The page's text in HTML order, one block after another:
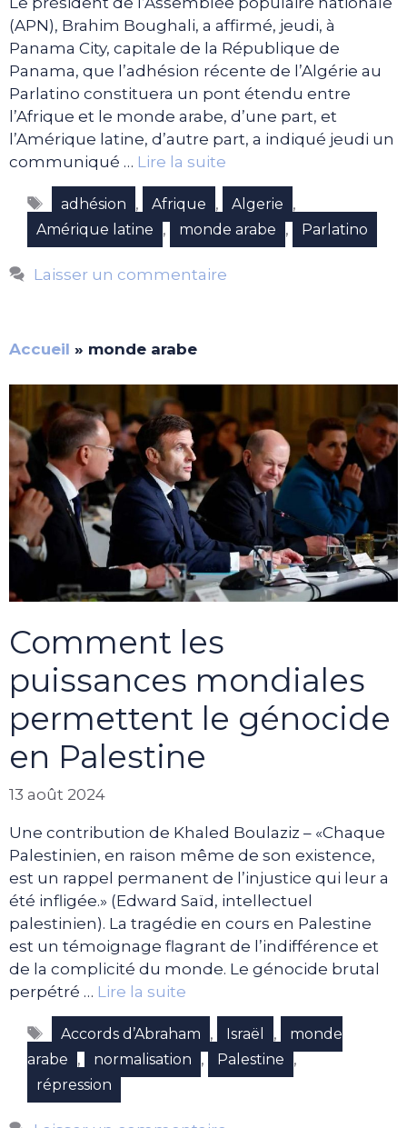
(APN), Brahim Boughali, a affirmé, jeudi, à
Panama City, capitale de la République de
Panama, que l’adhésion récente de l’Algérie au
Parlatino constituera un pont étendu entre
l’Afrique et le monde arabe, d’une part, et
l’Amérique latine, d’autre part, a indiqué jeudi un
communiqué … Lire la suite
Étiquettes
adhésion , Afrique , Algerie ,
Amérique latine , monde arabe , Parlatino
Laisser un commentaire
Accueil » monde arabe
Comment les
puissances mondiales
permettent le génocide
en Palestine
13 août 2024
Une contribution de Khaled Boulaziz – «Chaque
Palestinien, en raison même de son existence,
est un rappel permanent de l’injustice qui leur a
été infligée.» (Edward Saïd, intellectuel
palestinien). La tragédie en cours en Palestine
est un témoignage flagrant de l’indifférence et
de la complicité du monde. Le génocide brutal
perpétré … Lire la suite
Étiquettes
Accords d’Abraham , Israël ,
monde
arabe
, normalisation , Palestine ,
répression